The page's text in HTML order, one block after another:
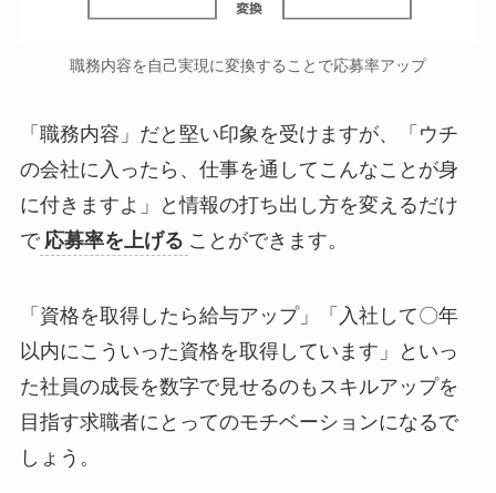
職務内容を自己実現に変換することで応募率アップ
「職務内容」だと堅い印象を受けますが、「ウチ
の会社に入ったら、仕事を通してこんなことが身
に付きますよ」と情報の打ち出し方を変えるだけ
で 応募率を上げる ことができます。
「資格を取得したら給与アップ」「入社して〇年
以内にこういった資格を取得しています」といっ
た社員の成長を数字で見せるのもスキルアップを
目指す求職者にとってのモチベーションになるで
しょう。